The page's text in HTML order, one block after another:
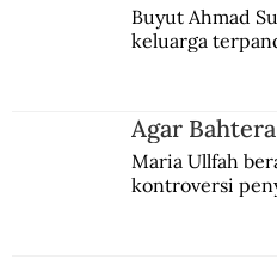
Buyut Ahmad
keluarga
Agar
Maria Ullfah
kontroversi